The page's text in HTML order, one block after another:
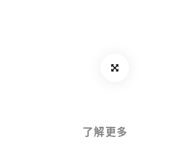
了解更多